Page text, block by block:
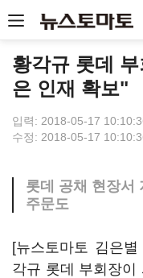
황각규 롯데
은 인재 확보"
입력: 2018-05-17
수정: 2018-05-17
롯데 공채 현장서
주문도
[뉴스토마토 김은
각규 롯데 부회장